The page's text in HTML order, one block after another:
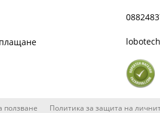
ползване Политика за защита на